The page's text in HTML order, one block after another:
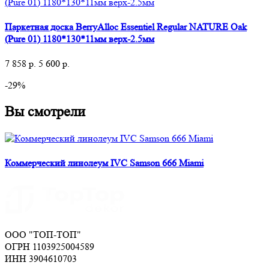
Паркетная доска BerryAlloc Essentiel Regular NATURE Oak
(Pure 01) 1180*130*11мм верх-2.5мм
7 858 р. 5 600 р.
-29%
Вы смотрели
Коммерческий линолеум IVC Samson 666 Miami
ООО "ТОП-ТОП"
ОГРН 1103925004589
ИНН 3904610703